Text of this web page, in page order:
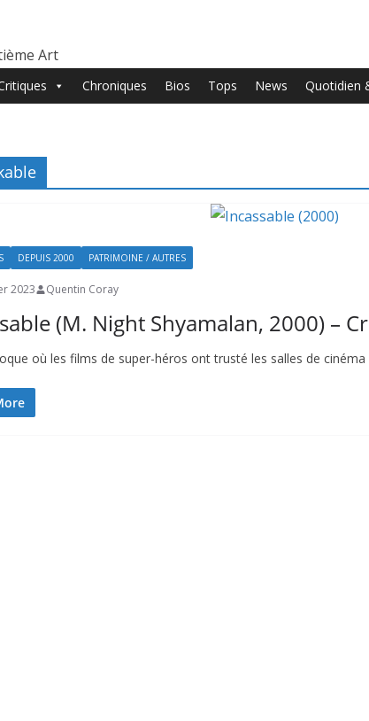
Chroniques Bios Tops News Quotidien
DEPUIS 2000 PATRIMOINE / AUTRES
2023 Quentin Coray
(M. Night Shyamalan, 2000) –
où les films de super-héros ont trusté les salles de